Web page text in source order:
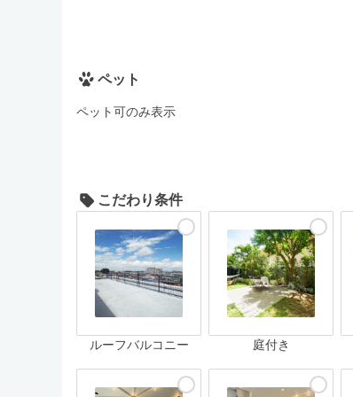
ペット
ペット可のみ表示
こだわり条件
ルーフバルコニー 庭付き